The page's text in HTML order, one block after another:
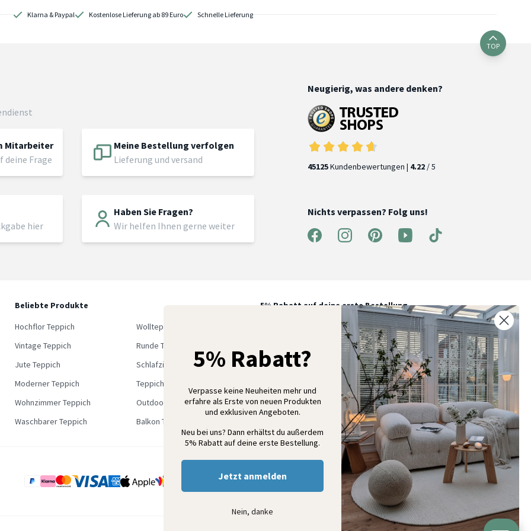
Klarna & Paypal Kostenlose Lieferung ab 89 Euro Schnelle Lieferung
TOP
Mitarbeiter
Frage
Meine Bestellung verfolgen
Lieferung und versand
hier
Haben Sie Fragen?
Wir helfen Ihnen gerne weiter
Neugierig, was andere denken?
45125Kundenbewertungen | 4.22 / 5
Nichts verpassen? Folg uns!
Beliebte Produkte
Hochflor Teppich
Wollteppich
Vintage Teppich
Runde Teppich
Jute Teppich
Schlafzimmer Teppich
Moderner Teppich
Teppich Outlet
Wohnzimmer Teppich
Outdoor Teppich
Waschbarer Teppich
Balkon Teppich
5% Rabatt auf deine erste Bestellung
Melde dich für unseren Newsletter an und entdecke neue
Kollektionen, Angebote und Wohnideen als Erstes
Anmelden
5% Rabatt?
Verpasse keine Neuheiten mehr und
erfahre als Erste von neuen Produkten
und exklusiven Angeboten.
Neu bei uns? Dann erhältst du außerdem
5% Rabatt auf deine erste Bestellung.
Jetzt anmelden
Nein, danke